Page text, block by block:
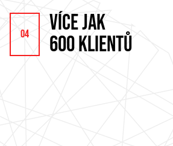
VÍCE JAK
600 KLIENTŮ